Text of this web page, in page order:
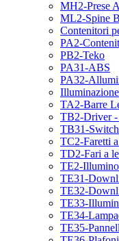
MH2-Prese
ML2-Spine
Contenitori
PA2-
PB2-Teko
PA31-ABS
PA32-
TA2-Barre
TB2-Driver
TB31-
TC2-Faretti
TD2-Fari a
TE2-
TE31-
TE32-
TE33-
TE34-
TE35-